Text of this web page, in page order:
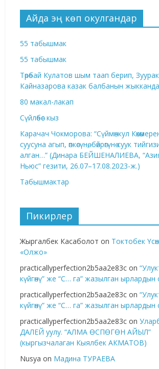
Айда эң көп окулгандар
55 табышмак
55 табышмак
Төрөбай Кулатов шым таап берип,
Кайназарова казак балбанын жыкканда
80 макал-лакап
Сүйлөбөс кыз
Карачач Чокморова: “Сүймөнкул
суусуна агып, өпкөсүнө, бөйрөгүнө суук
алган…” (Динара БЕЙШЕНАЛИЕВА,
Ньюс” гезити, 26.07–17.08.2023-ж.)
Табышмактар
Пикирлер
Жыргалбек Касаболот on Токтобек
«Олжо»
practicallyperfection2b5aa2e83c on
күйгөнү” же “С… га” жазылган ырлардын
practicallyperfection2b5aa2e83c on
күйгөнү” же “С… га” жазылган ырлардын
practicallyperfection2b5aa2e83c on
ДАЛЕЙ уулу. “АЛМА ӨСПӨГӨН АЙЫЛ”
(кыргызчалаган Кыялбек АКМАТОВ)
Nusya on Мадина ТУРАЕВА